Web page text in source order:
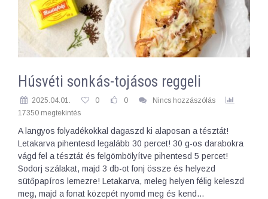
Húsvéti sonkás-tojásos reggeli
2025.04.01. 0 0
Nincs hozzászólás
17350 megtekintés
A langyos folyadékokkal dagaszd ki alaposan a tésztát!
Letakarva pihentesd legalább 30 percet! 30 g-os darabokra
vágd fel a tésztát és felgömbölyítve pihentesd 5 percet!
Sodorj szálakat, majd 3 db-ot fonj össze és helyezd
sütőpapíros lemezre! Letakarva, meleg helyen félig keleszd
meg, majd a fonat közepét nyomd meg és kend…